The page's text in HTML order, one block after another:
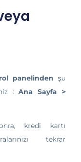
panelinden şu
:Ana Sayfa >
kredi kartı
tekrar